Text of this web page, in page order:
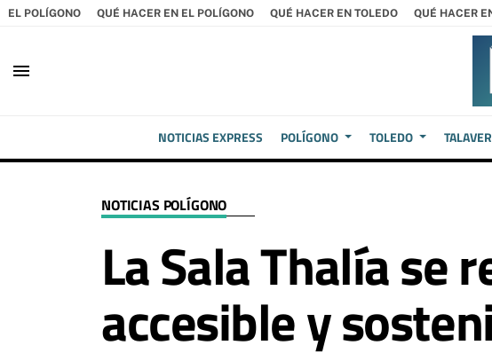
EL POLÍGONO QUÉ HACER EN EL POLÍGONO QUÉ HACER EN TOLEDO QUÉ HACER
menu
NOTICIAS EXPRESS POLÍGONO TOLEDO
NOTICIAS POLÍGONO
La Sala Thalía se
accesible y